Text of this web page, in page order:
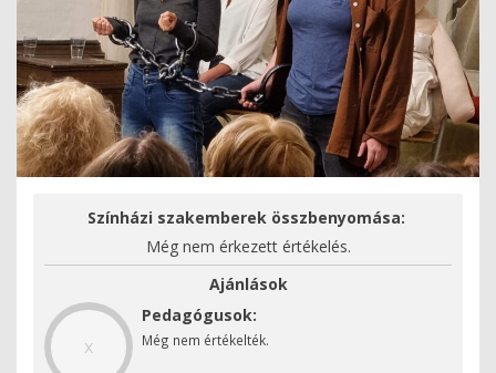
Színházi szakemberek összbenyomása:
Még nem érkezett értékelés.
Ajánlások
x
Pedagógusok:
Még nem értékelték.